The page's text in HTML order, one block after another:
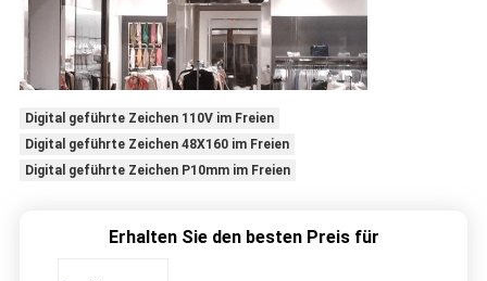
Digital geführte Zeichen 110V im Freien
Digital geführte Zeichen 48X160 im Freien
Digital geführte Zeichen P10mm im Freien
Erhalten Sie den besten Preis für